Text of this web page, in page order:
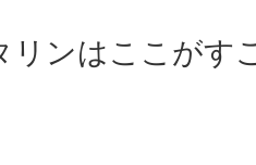
リンはここがす